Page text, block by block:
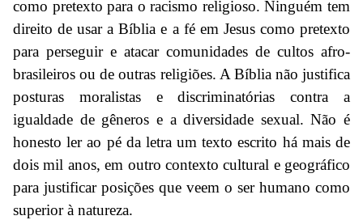
como pretexto para o racismo religioso. Ninguém tem
direito de usar a Bíblia e a fé em Jesus como pretexto
para perseguir e atacar comunidades de cultos afro-
brasileiros ou de outras religiões. A Bíblia não justifica
posturas moralistas e discriminatórias contra a
igualdade de gêneros e a diversidade sexual. Não é
honesto ler ao pé da letra um texto escrito há mais de
dois mil anos, em outro contexto cultural e geográfico
para justificar posições que veem o ser humano como
superior à natureza.